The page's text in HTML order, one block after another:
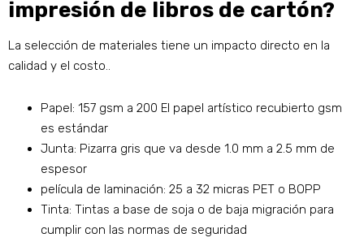
impresión de libros de cartón?
La selección de materiales tiene un impacto directo en la
calidad y el costo..
Papel: 157 gsm a 200 El papel artístico recubierto gsm
es estándar
Junta: Pizarra gris que va desde 1.0 mm a 2.5 mm de
espesor
película de laminación: 25 a 32 micras PET o BOPP
Tinta: Tintas a base de soja o de baja migración para
cumplir con las normas de seguridad